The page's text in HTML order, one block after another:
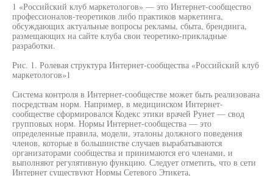
1 «Российский клуб маркетологов» — это Интернет-сообщество
профессионалов-теоретиков либо практиков маркетинга,
обсуждающих актуальные вопросы рекламы, сбыта, брендинга,
размещающих на сайте клуба свои теоретико-прикладные
разработки.
Рис. 1. Ролевая структура Интернет-сообщества «Российский клуб
маркетологов»1
Система контроля в Интернет-сообществе может быть реализована
посредствам норм. Например, в медицинском Интернет-
сообществе сформировался Кодекс этики врачей Рунет — свод
групповых норм. Нормы Интернет-сообщества — это
определенные правила, модели, эталоны должного поведения
членов, которые в большинстве случаев вырабатываются
организаторами сообщества и принимаются его членами, и
выполняют регулятивную функцию. Следует отметить, что в сети
Интернет существуют Нормы Сетевого Этикета,